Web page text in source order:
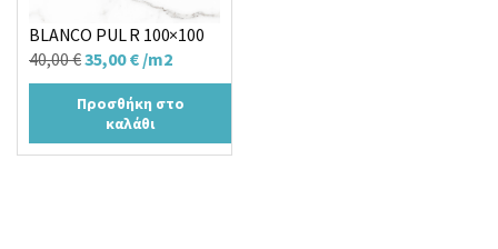
Πλακάκι PALATINA
BLANCO PUL R 100×100
40,00€Original
price
was:
40,00 €.
35,00€Η
τρέχουσα
τιμή
είναι:
/m2
Προσθήκη στο
καλάθι